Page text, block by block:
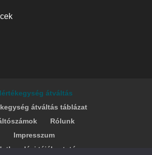
átváltás
átváltás táblázat
Rólunk
Impresszum
tájékoztató